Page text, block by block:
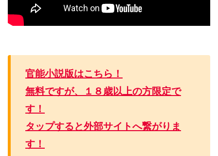
官能小説版はこちら！
無料ですが、１８歳以上の方限定で
す！
タップすると外部サイトへ繋がりま
す！